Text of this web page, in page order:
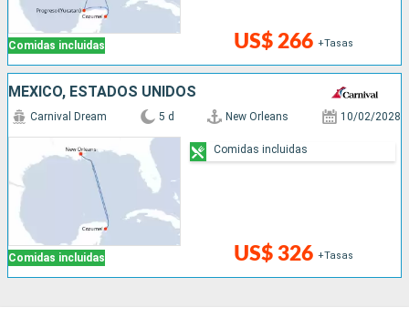
Comidas incluidas US$ 266 +Tasas
MÉXICO, ESTADOS UNIDOS
Comidas incluidas
Carnival Dream 5 d New Orleans 10/02/2028
US$ 326 +Tasas
Comidas incluidas